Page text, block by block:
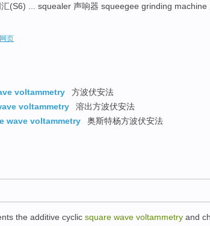
(S6) ... squealer 声响器 squeegee grinding machine
页
voltammetry
方波伏安法
voltammetry
溶出方波伏安法
wave voltammetry
奥斯特杨方波伏安法
the additive cyclic square wave voltammetry and